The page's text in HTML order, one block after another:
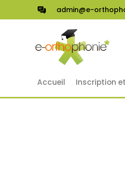
admin@e-
Accueil Inscription